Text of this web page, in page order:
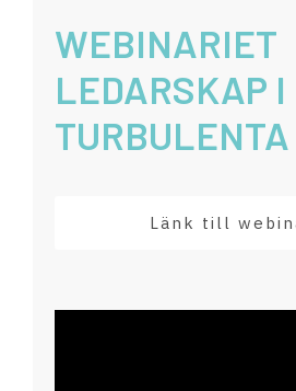
WEBINARIET
LEDARSKAP I
Länk till